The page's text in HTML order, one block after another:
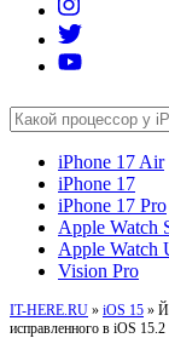
iPhone 17 Air
iPhone 17
iPhone 17 Pro
Apple Watch
Apple Watch
Vision Pro
IT-HERE.RU » iOS 15 »
исправленного в iOS 15.2